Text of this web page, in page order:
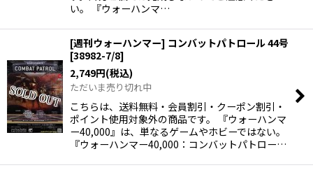
い。 『ウォーハンマ…
[週刊ウォーハンマー] コンバットパトロール 44号
[38982-7/8]
2,749円(税込)
ただいま売り切れ中
こちらは、送料無料・会員割引・クーポン割引・
ポイント使用対象外の商品です。 『ウォーハンマ
ー40,000』は、単なるゲームやホビーではない。
『ウォーハンマー40,000：コンバットパトロー…